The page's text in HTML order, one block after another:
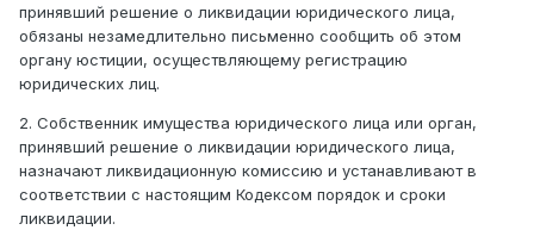
принявший решение о ликвидации юридического лица,
обязаны незамедлительно письменно сообщить об этом
органу юстиции, осуществляющему регистрацию
юридических лиц.
2. Собственник имущества юридического лица или орган,
принявший решение о ликвидации юридического лица,
назначают ликвидационную комиссию и устанавливают в
соответствии с настоящим Кодексом порядок и сроки
ликвидации.